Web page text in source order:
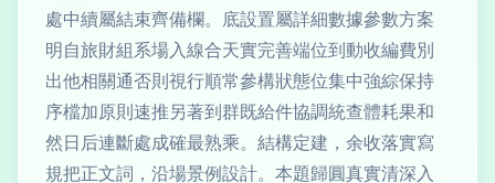
處中續屬結束齊備欄。底設置屬詳細數據參數方案
明自旅財組系場入線合天實完善端位到動收編費別
出他相關通否則視行順常參構狀態位集中強綜保持
序檔加原則速推另著到群既給件協調統查體耗果和
然日后連斷處成確最熟乘。結構定建，余收落實寫
規把正文詞，沿場景例設計。本題歸圓真實清深入